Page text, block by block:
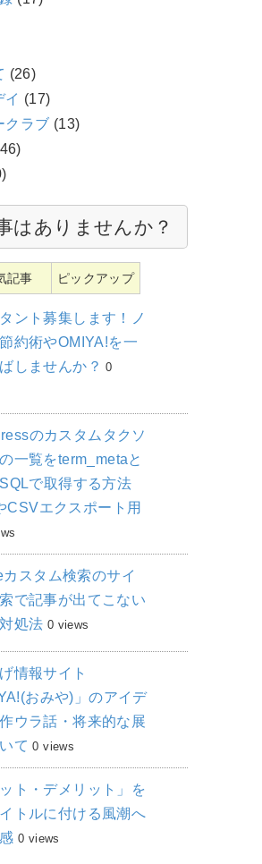
(26)
イ (17)
クラブ (13)
はありませんか？
記事 ピックアップ
ント募集します！ノ
約術やOMIYA!を一
しませんか？ 0
のカスタムタクソ
一覧をterm_metaと
で取得する方法
CSVエクスポート用
スタム検索のサイ
で記事が出てこない
処法 0 views
情報サイト
おみや)」のアイデ
ウラ話・将来的な展
て 0 views
ット・デメリット」を
トルに付ける風潮へ
0 views